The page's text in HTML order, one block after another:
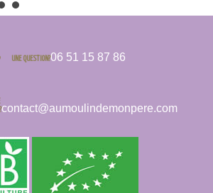
UNE QUESTION?06 51 15 87 86
contact@aumoulindemonpere.com